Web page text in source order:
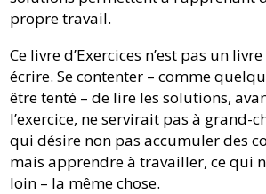
propre travail.
Ce livre d’Exercices n’est pas un
écrire. Se contenter – comme
être tenté – de lire les solutions,
l’exercice, ne servirait pas à grand-
qui désire non pas accumuler des
mais apprendre à travailler, ce qui
loin – la même chose.